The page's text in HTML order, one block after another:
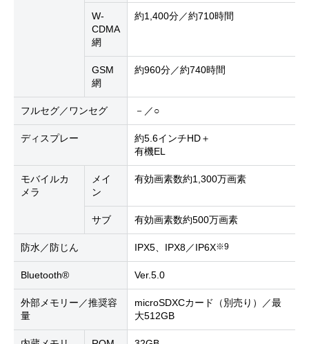
W-
CDMA
網
約1,400分／約710時間
GSM
網
約960分／約740時間
フルセグ／ワンセグ －／○
ディスプレー
約5.6インチHD＋
有機EL
モバイルカ
メラ
メイ
ン
有効画素数約1,300万画素
サブ 有効画素数約500万画素
防水／防じん IPX5、IPX8／IP6X※9
Bluetooth® Ver.5.0
外部メモリー／推奨容
量
microSDXCカード（別売り）／最
大512GB